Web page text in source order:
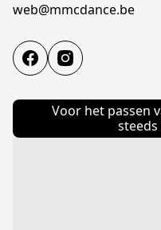
web@mmcdance.be
Voor het passen